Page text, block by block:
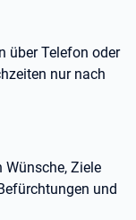
über Telefon oder
nur nach
Ziele
und